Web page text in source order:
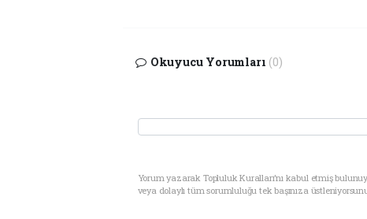
Okuyucu Yorumları (0)
Yorum yazarak Topluluk Kuralları’nı kabul etmiş
veya dolaylı tüm sorumluluğu tek başınıza